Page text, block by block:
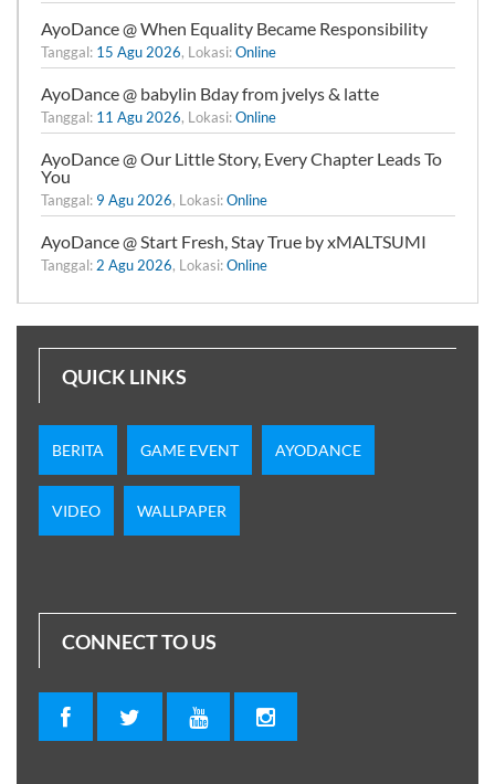
AyoDance @ When Equality Became Responsibility
Tanggal: 15 Agu 2026, Lokasi:Online
AyoDance @ babylin Bday from jvelys & latte
Tanggal: 11 Agu 2026, Lokasi:Online
AyoDance @ Our Little Story, Every Chapter Leads To
You
Tanggal: 9 Agu 2026, Lokasi:Online
AyoDance @ Start Fresh, Stay True by xMALTSUMI
Tanggal: 2 Agu 2026, Lokasi:Online
QUICK LINKS
BERITA GAME EVENT AYODANCE
VIDEO WALLPAPER
CONNECT TO US